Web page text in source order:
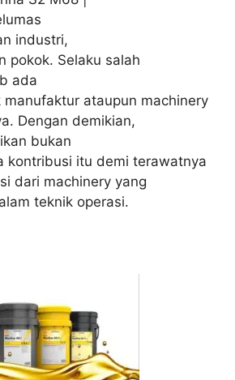
industri,
pokok. Selaku salah
ada
ataupun machinery
Dengan demikian,
bukan
kontribusi itu demi terawatnya
dari machinery yang
teknik operasi.